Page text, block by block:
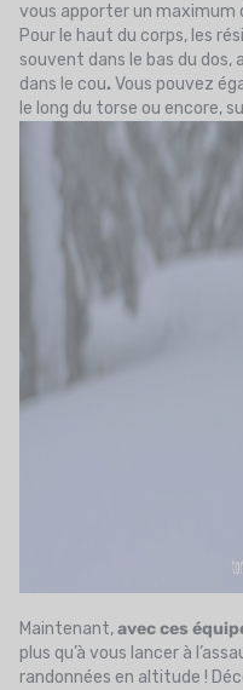
vous apporter un maximum
Pour le haut du corps, les
souvent dans le bas du dos,
dans le cou. Vous pouvez
le long du torse ou encore,
Maintenant,avec ces
plus qu’à vous lancer à
randonnées en altitude !